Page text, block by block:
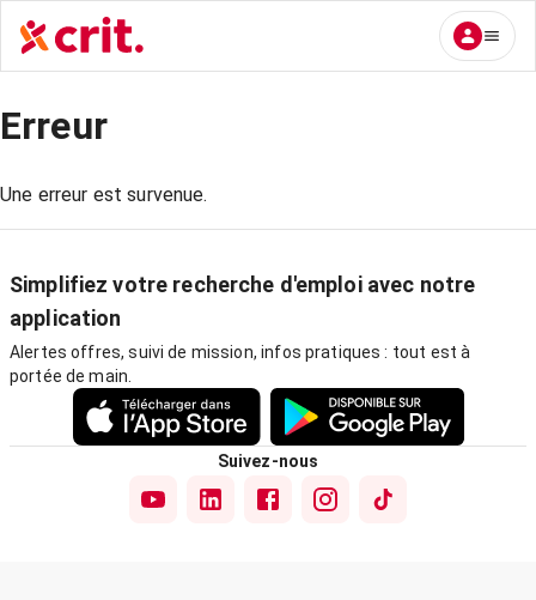
Erreur
Une erreur est survenue.
Simplifiez votre recherche d'emploi avec notre
application
Alertes offres, suivi de mission, infos pratiques : tout est à
portée de main.
Suivez-nous